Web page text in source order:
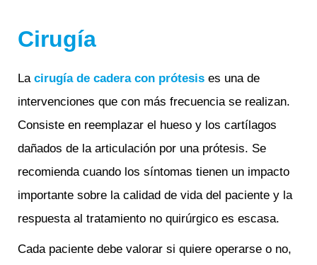
Cirugía
La cirugía de cadera con prótesis es una de
intervenciones que con más frecuencia se realizan.
Consiste en reemplazar el hueso y los cartílagos
dañados de la articulación por una prótesis. Se
recomienda cuando los síntomas tienen un impacto
importante sobre la calidad de vida del paciente y la
respuesta al tratamiento no quirúrgico es escasa.
Cada paciente debe valorar si quiere operarse o no,